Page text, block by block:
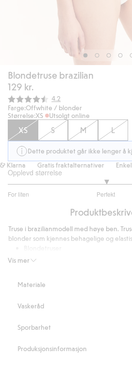
Blondetruse brazilian
129 kr.
Gjennomsnittskarakter:
4.2
Farge:Offwhite / blonder
Størrelse:XS Utsolgt online
XS S M L
Dette produktet går ikke lenger å
Klarna
Gratis fraktalternativer
Opplevd størrelse
For liten Perfekt
av
16
stemmer
Vis mer
Truse i brazilianmodell med høye ben.
blonder som kjennes behagelige og
Bomullsfôret skritt
Blended Recycled Polyamide
Materiale
Vaskeråd
Sporbarhet
Produksjonsinformasjon